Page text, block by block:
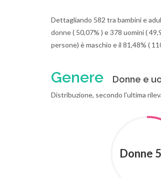
Dettagliando 582 tra bambini e
donne ( 50,07% ) e 378 uomini (
persone) è maschio e il 81,48% (
Genere Donne e
Distribuzione, secondo l'ultima
Donne